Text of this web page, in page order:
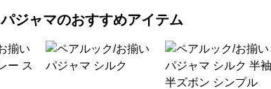
パジャマのおすすめアイテム